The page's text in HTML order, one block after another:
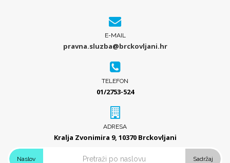
E-MAIL
pravna.sluzba@brckovljani.hr
TELEFON
01/2753-524
ADRESA
Kralja Zvonimira 9, 10370 Brckovljani
Naslov Sadržaj